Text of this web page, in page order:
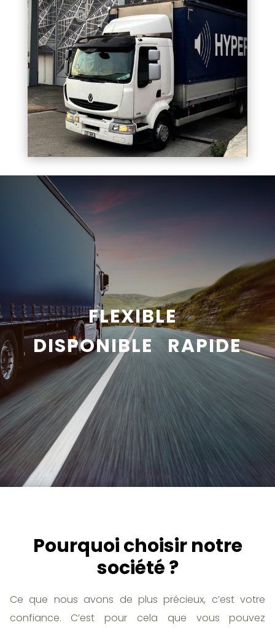
FLEXIBLE
DISPONIBLE RAPIDE
Pourquoi choisir notre
société ?
Ce que nous avons de plus précieux, c’est votre
confiance. C’est pour cela que vous pouvez